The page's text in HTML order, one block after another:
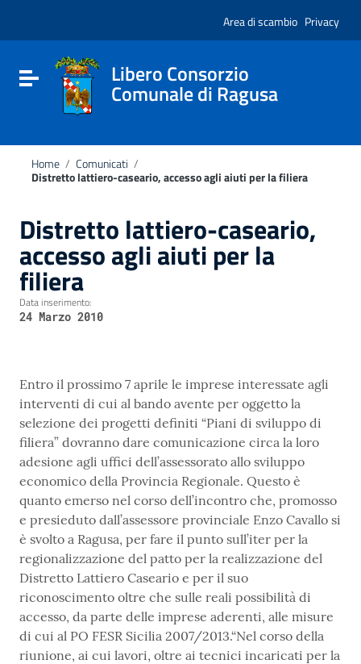
sito
include
Vai al footer
Area di scambio Privacy
Attiva / disattiva la navigazione
Libero Consorzio
Comunale di Ragusa
Home / Comunicati /
Distretto lattiero-caseario, accesso agli aiuti per la filiera
Distretto lattiero-caseario,
accesso agli aiuti per la
filiera
Data inserimento:
24 Marzo 2010
Entro il prossimo 7 aprile le imprese interessate agli
interventi di cui al bando avente per oggetto la
selezione dei progetti definiti “Piani di sviluppo di
filiera” dovranno dare comunicazione circa la loro
adesione agli uffici dell’assessorato allo sviluppo
economico della Provincia Regionale. Questo è
quanto emerso nel corso dell’incontro che, promosso
e presieduto dall’assessore provinciale Enzo Cavallo si
è svolto a Ragusa, per fare il punto sull’iter per la
regionalizzazione del patto per la realizzazione del
Distretto Lattiero Caseario e per il suo
riconoscimento oltre che sulle reali possibilità di
accesso, da parte delle imprese aderenti, alle misure
di cui al PO FESR Sicilia 2007/2013.“Nel corso della
riunione, ai cui lavori, oltre ai tecnici incaricati per la